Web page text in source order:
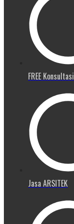
FREE Konsultasi
Jasa ARSITEK